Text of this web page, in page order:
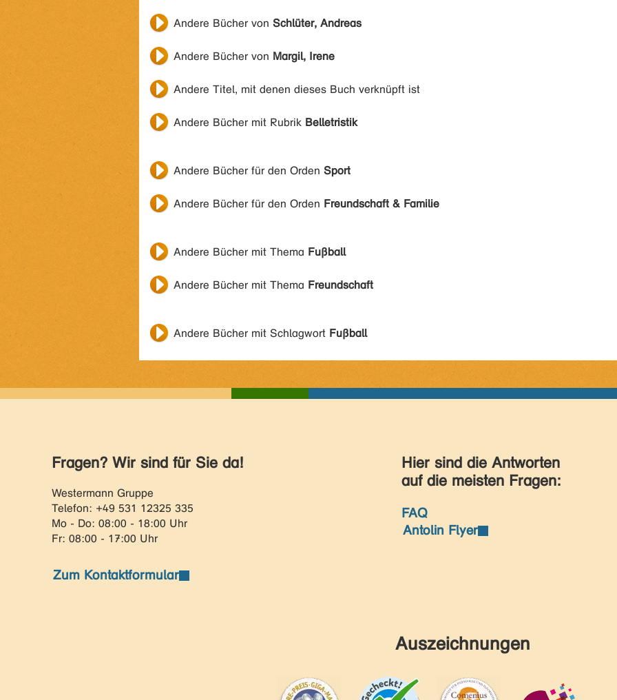
Andere Bücher von Schlüter, Andreas
Andere Bücher von Margil, Irene
Andere Titel, mit denen dieses Buch verknüpft ist
Andere Bücher mit Rubrik Belletristik
Andere Bücher für den Orden Sport
Andere Bücher für den Orden Freundschaft & Familie
Andere Bücher mit Thema Fußball
Andere Bücher mit Thema Freundschaft
Andere Bücher mit Schlagwort Fußball